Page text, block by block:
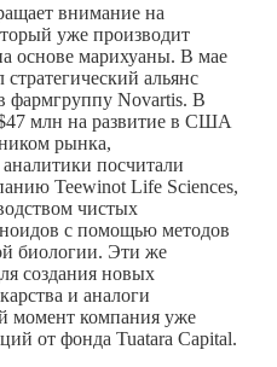
внимание на
уже производит
основе марихуаны. В мае
альянс
фармгруппу Novartis. В
млн на развитие в США
рынка,
посчитали
Teewinot Life Sciences,
чистых
с помощью методов
биологии. Эти же
создания новых
и аналоги
момент компания уже
от фонда Tuatara Capital.